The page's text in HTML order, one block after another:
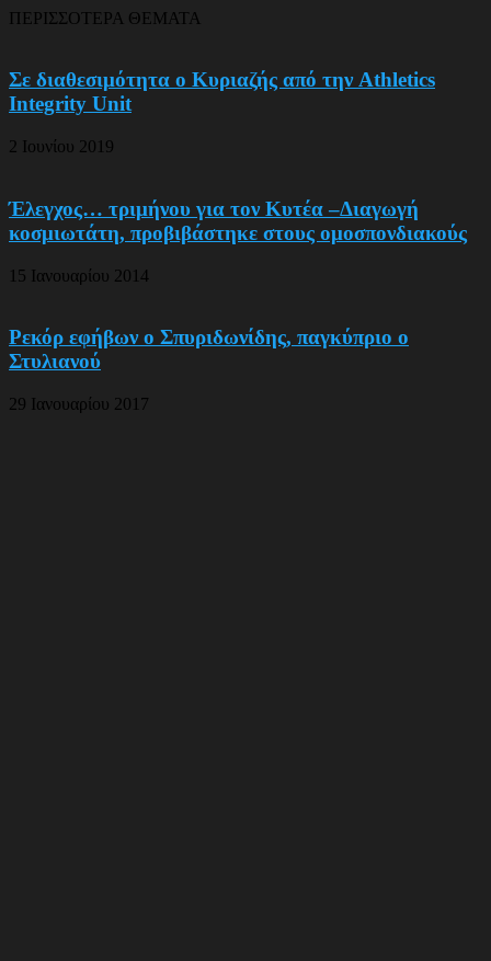
ΠΕΡΙΣΣΟΤΕΡΑ ΘΕΜΑΤΑ
Σε διαθεσιμότητα ο Κυριαζής από την Athletics
Integrity Unit
2 Ιουνίου 2019
Έλεγχος… τριμήνου για τον Κυτέα –Διαγωγή
κοσμιωτάτη, προβιβάστηκε στους ομοσπονδιακούς
15 Ιανουαρίου 2014
Ρεκόρ εφήβων ο Σπυριδωνίδης, παγκύπριο ο
Στυλιανού
29 Ιανουαρίου 2017